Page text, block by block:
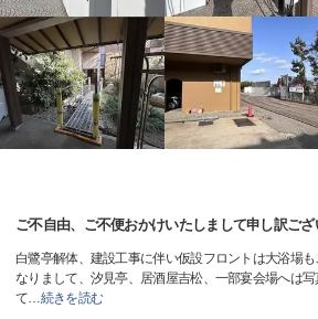
ご不自由、ご不便おかけいたしまして申し訳ござ
白鷺亭解体、建設工事に伴い仮設フロントは大浴場
なりまして、汐見亭、居酒屋吉松、一部宴会場へは
て…続きを読む